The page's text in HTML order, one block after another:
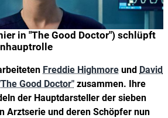
in "The Good Doctor") schlüpft
Freddie Highmore und David
Good Doctor" zusammen. Ihre
der Hauptdarsteller der sieben
Arztserie und deren Schöpfer nun